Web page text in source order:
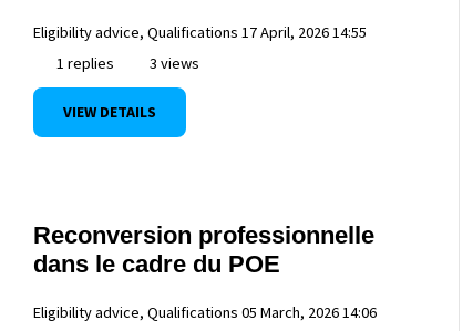
Eligibility advice, Qualifications 17 April, 2026 14:55
1 replies
3 views
VIEW DETAILS
Reconversion professionnelle
dans le cadre du POE
Eligibility advice, Qualifications 05 March, 2026 14:06